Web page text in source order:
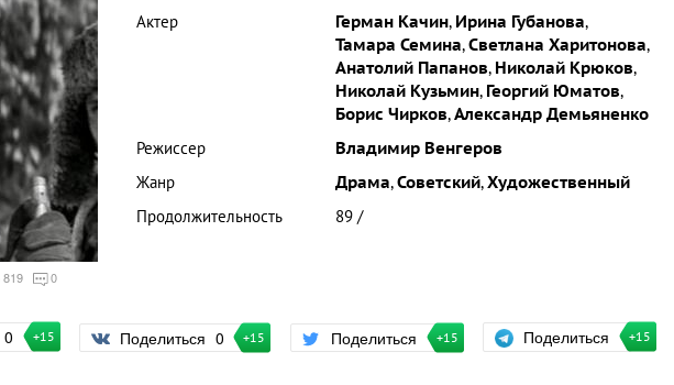
819 0
Актер
Герман Качин, Ирина Губанова,
Тамара Семина,Светлана Харитонова,
Анатолий Папанов, Николай Крюков,
Николай Кузьмин, Георгий Юматов,
Борис Чирков,Александр Демьяненко
Режиссер
Владимир Венгеров
Жанр
Драма,Советский,Художественный
Продолжительность
89 /
0 +15 Поделиться 0 +15 Поделиться +15 Поделиться +15